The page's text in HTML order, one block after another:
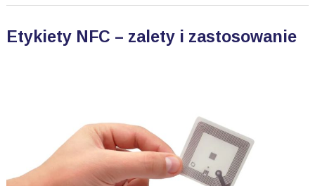
Etykiety NFC – zalety i zastosowanie